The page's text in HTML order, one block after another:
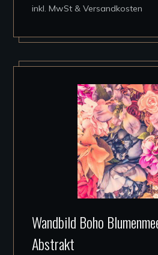
Die
auf
der
inkl. MwSt & Versandkosten
Wandbild Boho
Abstrakt